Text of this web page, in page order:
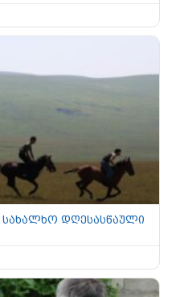
სახალხო დღესასწაული